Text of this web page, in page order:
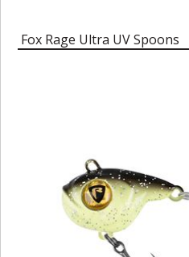
Fox Rage Ultra UV Spoons